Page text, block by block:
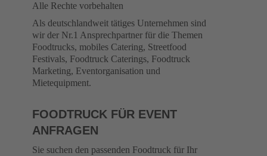
Alle Rechte vorbehalten
Als deutschlandweit tätiges Unternehmen sind
wir der Nr.1 Ansprechpartner für die Themen
Foodtrucks, mobiles Catering, Streetfood
Festivals, Foodtruck Caterings, Foodtruck
Marketing, Eventorganisation und
Mietequipment.
FOODTRUCK FÜR EVENT
ANFRAGEN
Sie suchen den passenden Foodtruck für Ihr